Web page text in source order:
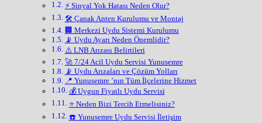
⚡ Sinyal Yok Hatası Neden Olur?
🛠️ Çanak Anten Kurulumu ve Montaj
🏢 Merkezi Uydu Sistemi Kurulumu
📡 Uydu Ayarı Neden Önemlidir?
⚠️ LNB Arızası Belirtileri
🚀 7/24 Acil Uydu Servisi Yunusemre
📡 Uydu Arızaları ve Çözüm Yolları
📍 Yunusemre ’nın Tüm İlçelerine Hizmet
💰 Uygun Fiyatlı Uydu Servisi
⭐ Neden Bizi Tercih Etmelisiniz?
☎️ Yunusemre Uydu Servisi İletişim